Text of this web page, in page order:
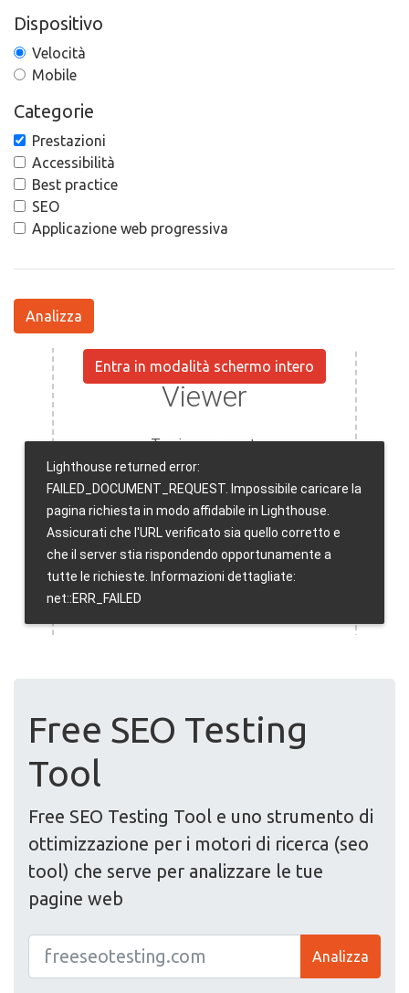
Dispositivo
Velocità
Mobile
Categorie
Prestazioni
Accessibilità
Best practice
SEO
Applicazione web progressiva
Analizza
Entra in modalità schermo intero
Free SEO Testing
Tool
Free SEO Testing Tool e uno strumento di
ottimizzazione per i motori di ricerca (seo
tool) che serve per analizzare le tue
pagine web
Analizza